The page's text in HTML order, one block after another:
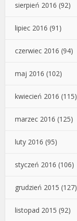
sierpień 2016 (92)
lipiec 2016 (91)
czerwiec 2016 (94)
maj 2016 (102)
kwiecień 2016 (115)
marzec 2016 (125)
luty 2016 (95)
styczeń 2016 (106)
grudzień 2015 (127)
listopad 2015 (92)